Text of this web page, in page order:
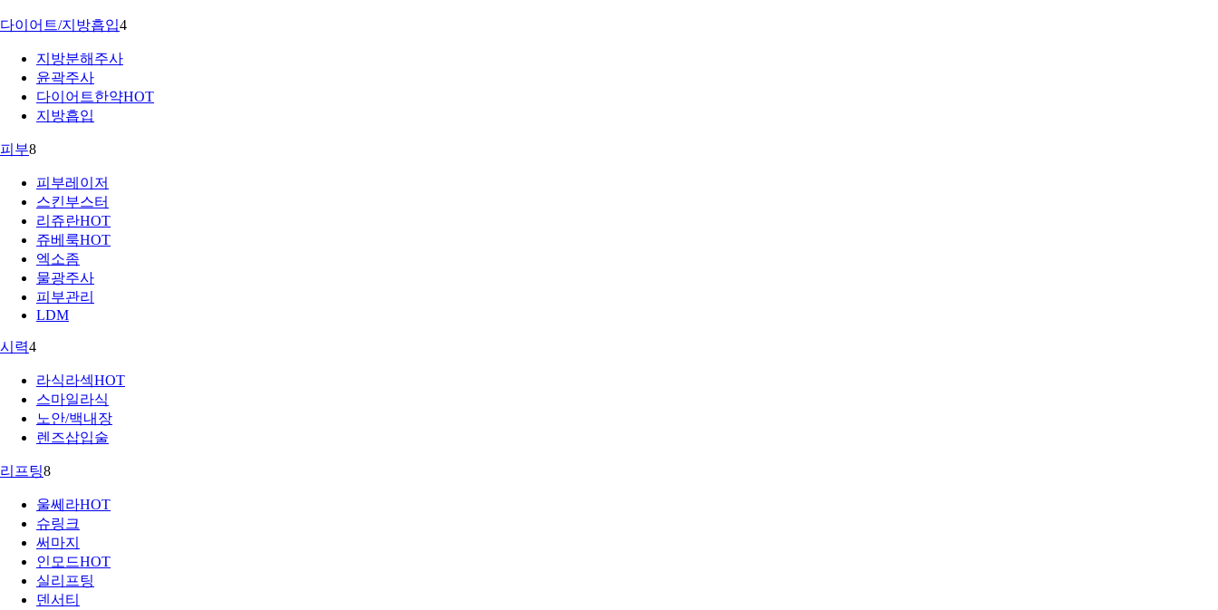
다이어트/지방흡입4
지방분해주사
윤곽주사
다이어트한약HOT
지방흡입
피부8
피부레이저
스킨부스터
리쥬란HOT
쥬베룩HOT
엑소좀
물광주사
피부관리
LDM
시력4
라식라섹HOT
스마일라식
노안/백내장
렌즈삽입술
리프팅8
울쎄라HOT
슈링크
써마지
인모드HOT
실리프팅
덴서티